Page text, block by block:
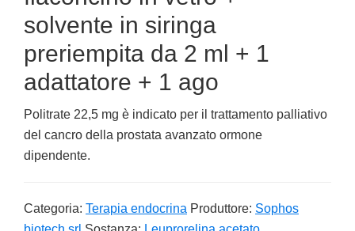
solvente in siringa
preriempita da 2 ml + 1
adattatore + 1 ago
Politrate 22,5 mg è indicato per il trattamento palliativo
del cancro della prostata avanzato ormone
dipendente.
Categoria: Terapia endocrina Produttore: Sophos